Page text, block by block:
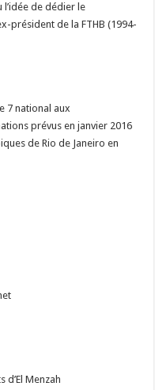
l’idée de dédier le
président de la FTHB (1994-
7 national aux
prévus en janvier 2016
de Rio de Janeiro en
d’El Menzah